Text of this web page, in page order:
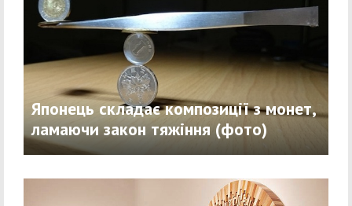
Японець складає композиції з монет,
ламаючи закон тяжіння (фото)